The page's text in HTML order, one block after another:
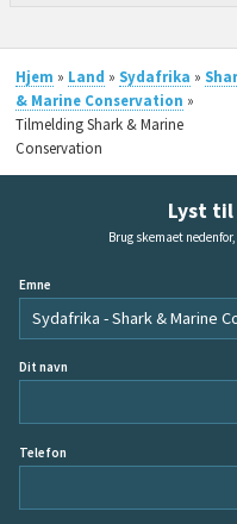
Hjem » Land » Sydafrika »
& Marine Conservation »
Tilmelding Shark & Marine
Conservation
Lyst til
Brug skemaet
Emne
Dit navn
Telefon